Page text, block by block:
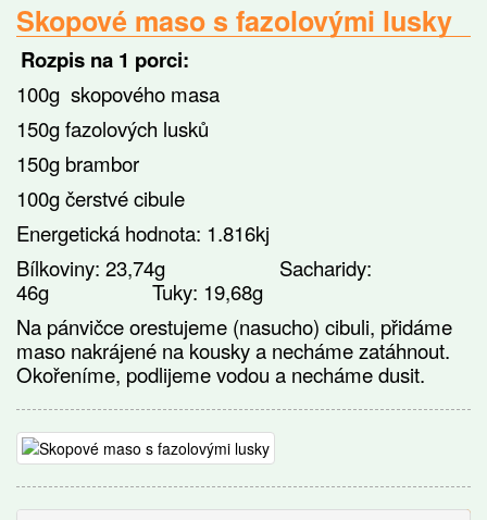
Skopové maso s fazolovými lusky
Rozpis na 1 porci:
100g skopového masa
150g fazolových lusků
150g brambor
100g čerstvé cibule
Energetická hodnota: 1.816kj
Bílkoviny: 23,74g Sacharidy:
46g Tuky: 19,68g
Na pánvičce orestujeme (nasucho) cibuli, přidáme
maso nakrájené na kousky a necháme zatáhnout.
Okořeníme, podlijeme vodou a necháme dusit.